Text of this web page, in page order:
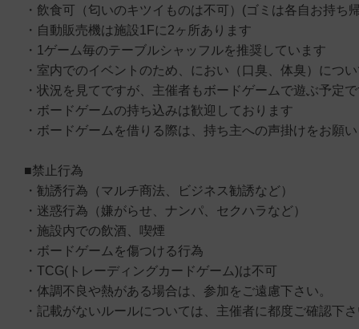
・飲食可（匂いのキツイものは不可）(ゴミは各自お持ち
・自動販売機は施設1Fに2ヶ所あります
・1ゲーム毎のテーブルシャッフルを推奨しています
・室内でのイベントのため、におい（口臭、体臭）につ
・状況を見てですが、主催者もボードゲームで遊ぶ予定
・ボードゲームの持ち込みは歓迎しております
・ボードゲームを借りる際は、持ち主への声掛けをお願
■禁止行為
・勧誘行為（マルチ商法、ビジネス勧誘など）
・迷惑行為（嫌がらせ、ナンパ、セクハラなど）
・施設内での飲酒、喫煙
・ボードゲームを傷つける行為
・TCG(トレーディングカードゲーム)は不可
・体調不良や熱がある場合は、参加をご遠慮下さい。
・記載がないルールについては、主催者に都度ご確認下